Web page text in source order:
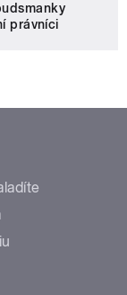
právníci